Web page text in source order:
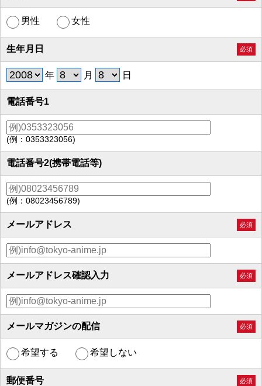
男性 女性
生年月日 必須
年 月 日
電話番号1
(例：0353323056)
電話番号2(携帯電話等)
(例：08023456789)
メールアドレス 必須
メールアドレス確認入力 必須
メールマガジンの配信 必須
希望する 希望しない
郵便番号 必須